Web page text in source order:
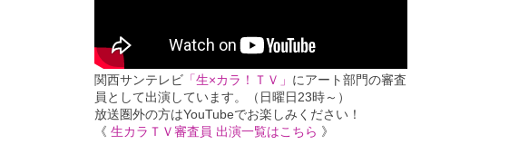
関西サンテレビ 「生×カラ！ＴＶ」 にアート部門の審査
員として出演しています。（日曜日23時～）
放送圏外の方はYouTubeでお楽しみください！
《生カラＴＶ審査員 出演一覧はこちら 》